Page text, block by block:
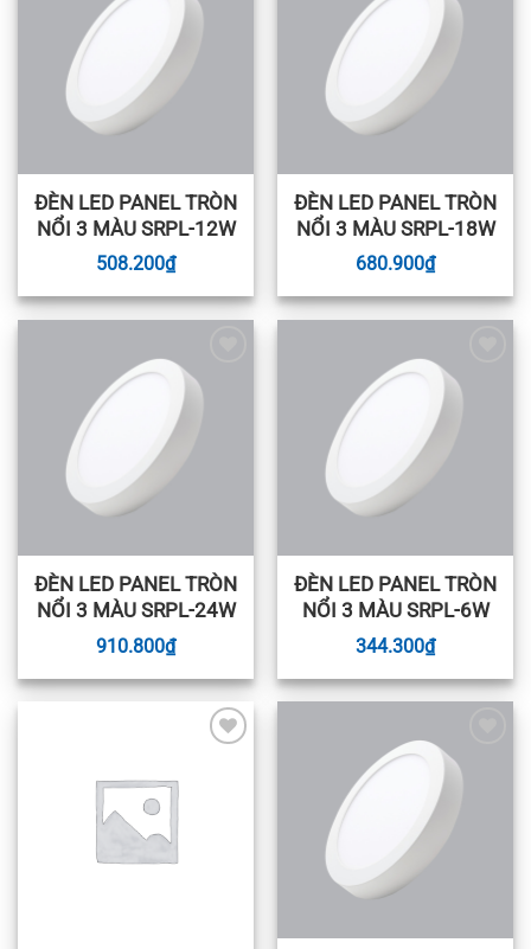
ĐÈN LED PANEL TRÒN
NỔI 3 MÀU SRPL-12W
508.200₫
ĐÈN LED PANEL TRÒN
NỔI 3 MÀU SRPL-18W
680.900₫
Add to
ĐÈN LED PANEL TRÒN
NỔI 3 MÀU SRPL-24W
910.800₫
Add to
ĐÈN LED PANEL TRÒN
NỔI 3 MÀU SRPL-6W
344.300₫
Add to